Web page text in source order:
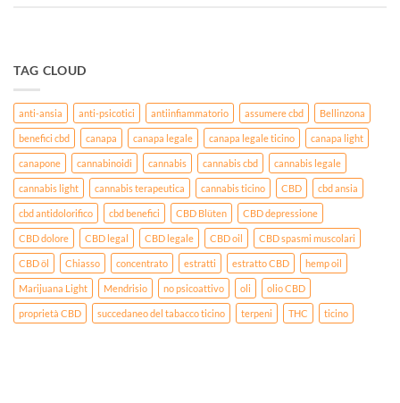
TAG CLOUD
anti-ansia anti-psicotici antiinfiammatorio assumere cbd Bellinzona
benefici cbd canapa canapa legale canapa legale ticino canapa light
canapone cannabinoidi cannabis cannabis cbd cannabis legale
cannabis light cannabis terapeutica cannabis ticino CBD cbd ansia
cbd antidolorifico cbd benefici CBD Blüten CBD depressione
CBD dolore CBD legal CBD legale CBD oil CBD spasmi muscolari
CBD öl Chiasso concentrato estratti estratto CBD hemp oil
Marijuana Light Mendrisio no psicoattivo oli olio CBD
proprietà CBD succedaneo del tabacco ticino terpeni THC ticino